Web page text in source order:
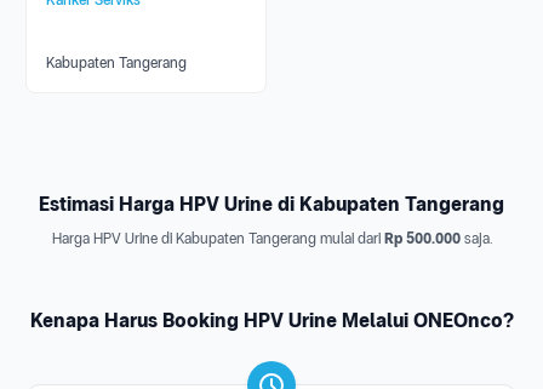
Kabupaten Tangerang
Estimasi Harga HPV Urine di Kabupaten Tangerang
Harga HPV Urine di Kabupaten Tangerang mulai dari Rp 500.000 saja.
Kenapa Harus Booking HPV Urine Melalui ONEOnco?